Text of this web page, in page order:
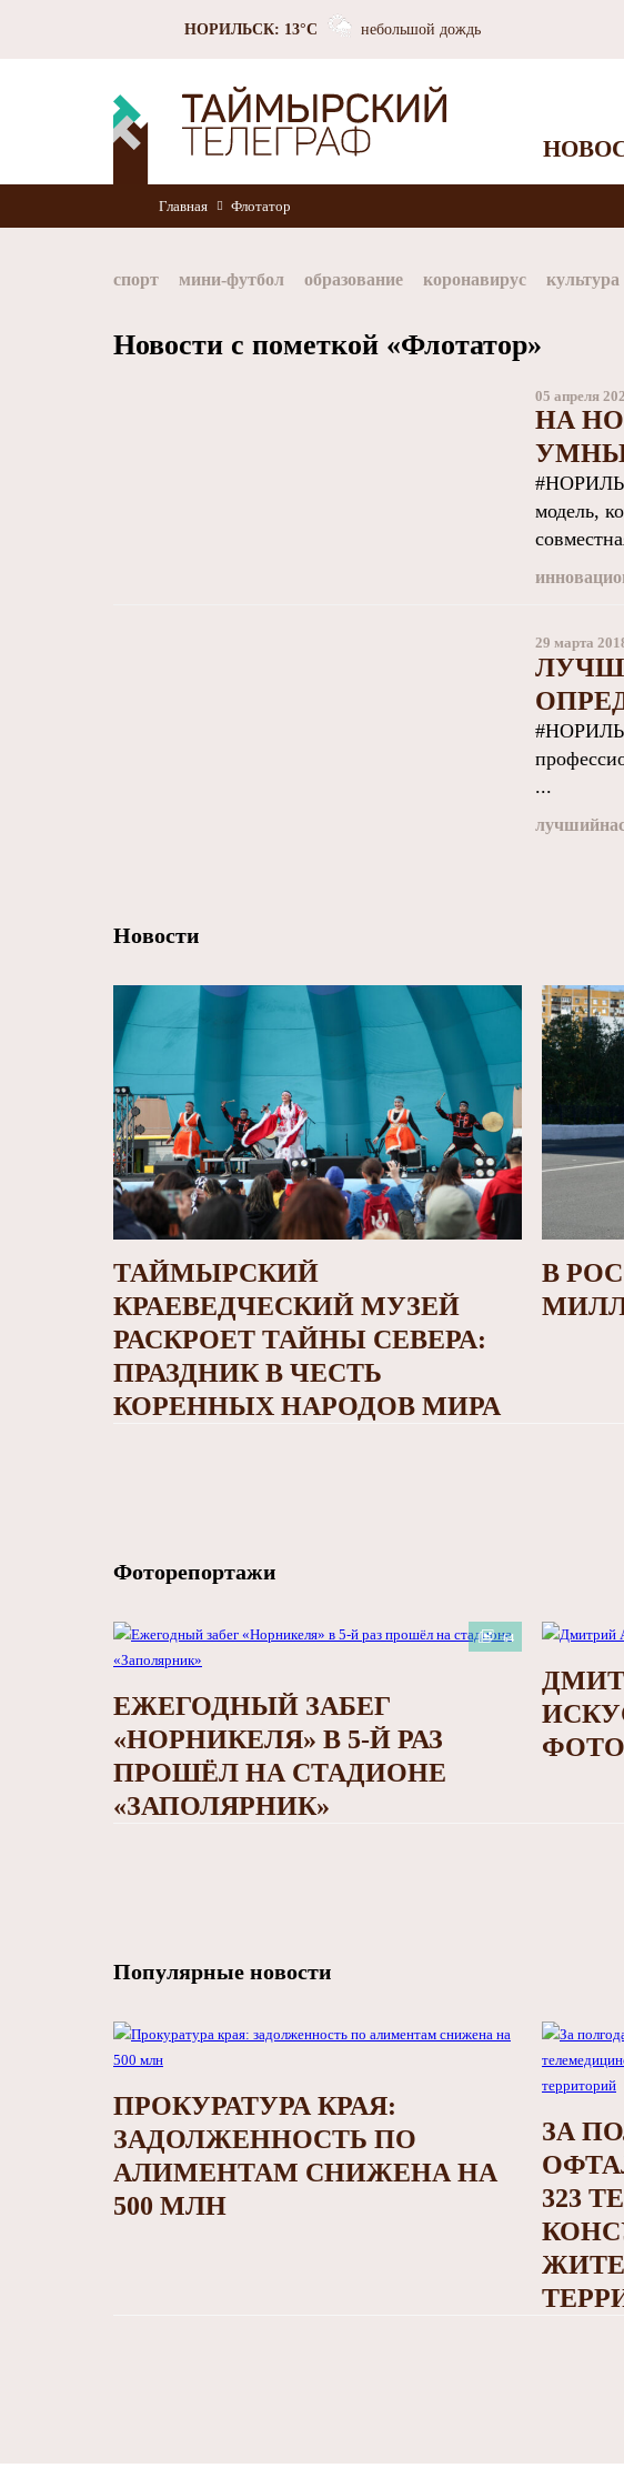
НОРИЛЬСК: 13°C небольшой дождь
Главная Флотатор
спорт мини-футбол образование коронавирус культура
Новости с пометкой «Флотатор»
05 апреля
НА
модель,
29 марта
...
Новости
ТАЙМЫРСКИЙ
КРАЕВЕДЧЕСКИЙ МУЗЕЙ
РАСКРОЕТ ТАЙНЫ СЕВЕРА:
ПРАЗДНИК В ЧЕСТЬ
КОРЕННЫХ НАРОДОВ МИРА
В
Фоторепортажи
64
ЕЖЕГОДНЫЙ ЗАБЕГ
«НОРНИКЕЛЯ» В 5-Й РАЗ
ПРОШЁЛ НА СТАДИОНЕ
«ЗАПОЛЯРНИК»
Популярные новости
ПРОКУРАТУРА КРАЯ:
ЗАДОЛЖЕННОСТЬ ПО
АЛИМЕНТАМ СНИЖЕНА НА
500 МЛН
ЗА
323